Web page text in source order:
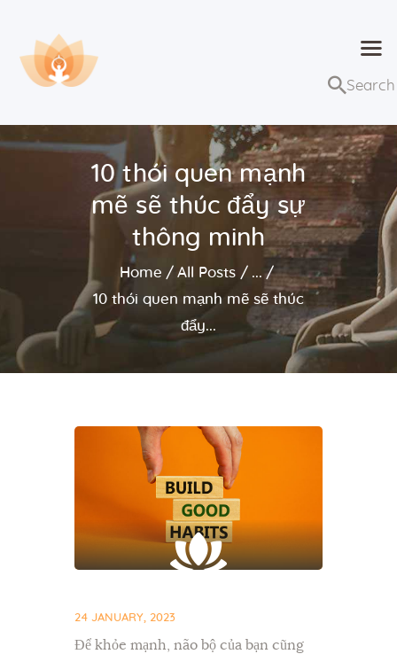
10 thói quen mạnh
mẽ sẽ thúc đẩy sự
thông minh
Home All Posts
...
10 thói quen mạnh mẽ sẽ thúc
đẩy...
Trang chủ
Bài giảng
Lớp học và sự kiện
Về Dhammaduta
24 JANUARY, 2023
Để khỏe mạnh, não bộ của bạn cũng